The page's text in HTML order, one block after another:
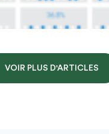
VOIR PLUS D'ARTICLES